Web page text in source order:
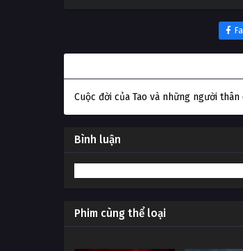
Cuộc đời của Tao và những người
Bình luận
Phim cùng thể loại